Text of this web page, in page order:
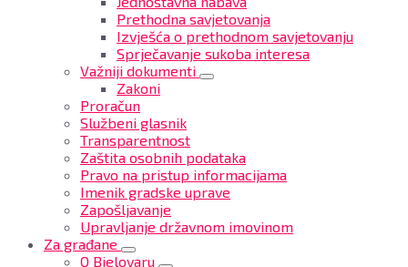
Prethodna savjetovanja
Izvješća o prethodnom savjetovanju
Sprječavanje sukoba interesa
Važniji dokumenti
Zakoni
Proračun
Službeni glasnik
Transparentnost
Zaštita osobnih podataka
Pravo na pristup informacijama
Imenik gradske uprave
Zapošljavanje
Upravljanje državnom imovinom
Za građane
O Bjelovaru